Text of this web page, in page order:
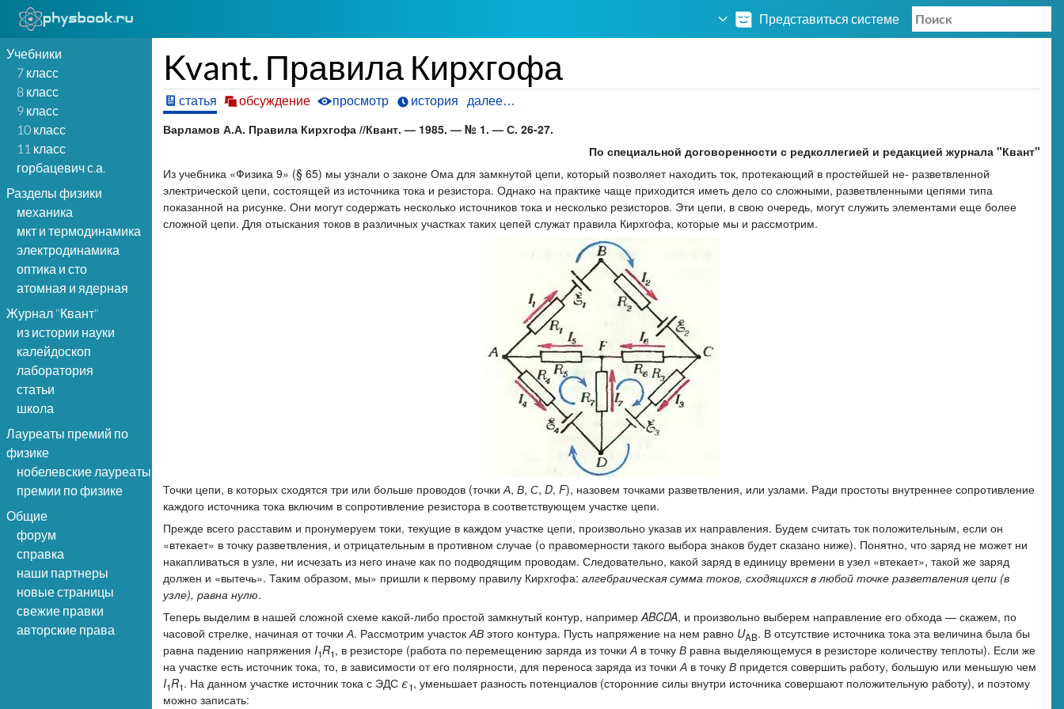
Представиться системе
Учебники
7 класс
8 класс
9 класс
10 класс
11 класс
горбацевич с.а.
Разделы физики
механика
мкт и термодинамика
электродинамика
оптика и сто
атомная и ядерная
Журнал "Квант"
из истории науки
калейдоскоп
лаборатория
статьи
школа
Лауреаты премий по
физике
нобелевские лауреаты
премии по физике
Общие
форум
справка
наши партнеры
новые страницы
свежие правки
авторские права
Kvant. Правила Кирхгофа
статья обсуждение просмотр история далее…
Варламов А.А. Правила Кирхгофа //Квант. — 1985. — № 1. — С. 26-27.
По специальной договоренности с редколлегией и редакцией журнала "Квант"
Из учебника «Физика 9» (§ 65) мы узнали о законе Ома для замкнутой цепи, который позволяет находить ток, протекающий в простейшей не- разветвленной
электрической цепи, состоящей из источника тока и резистора. Однако на практике чаще приходится иметь дело со сложными, разветвленными цепями типа
показанной на рисунке. Они могут содержать несколько источников тока и несколько резисторов. Эти цепи, в свою очередь, могут служить элементами еще более
сложной цепи. Для отыскания токов в различных участках таких цепей служат правила Кирхгофа, которые мы и рассмотрим.
Точки цепи, в которых сходятся три или больше проводов (точкиА, В, С, D, F), назовем точками разветвления, или узлами. Ради простоты внутреннее сопротивление
каждого источника тока включим в сопротивление резистора в соответствующем участке цепи.
Прежде всего расставим и пронумеруем токи, текущие в каждом участке цепи, произвольно указав их направления. Будем считать ток положительным, если он
«втекает» в точку разветвления, и отрицательным в противном случае (о правомерности такого выбора знаков будет сказано ниже). Понятно, что заряд не может ни
накапливаться в узле, ни исчезать из него иначе как по подводящим проводам. Следовательно, какой заряд в единицу времени в узел «втекает», такой же заряд
должен и «вытечь». Таким образом, мы» пришли к первому правилу Кирхгофа: алгебраическая сумма токов, сходящихся в любой точке разветвления цепи (в
узле), равна нулю.
Теперь выделим в нашей сложной схеме какой-либо простой замкнутый контур, напримерABCDA, и произвольно выберем направление его обхода — скажем, по
часовой стрелке, начиная от точкиА. Рассмотрим участокАВ этого контура. Пусть напряжение на нем равно UAB. В отсутствие источника тока эта величина была бы
равна падению напряжения I1R1, в резисторе (работа по перемещению заряда из точкиА в точку В равна выделяющемуся в резисторе количеству теплоты). Если же
на участке есть источник тока, то, в зависимости от его полярности, для переноса заряда из точкиА в точку В придется совершить работу, большую или меньшую чем
I1R1. На данном участке источник тока с ЭДС ε1, уменьшает разность потенциалов (сторонние силы внутри источника совершают положительную работу), и поэтому
можно записать: